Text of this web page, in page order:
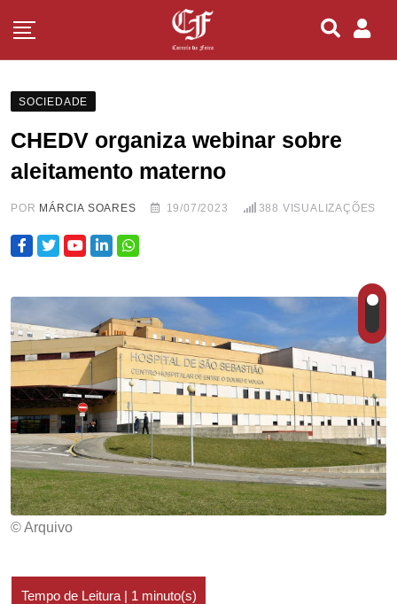
SOCIEDADE
CHEDV organiza webinar sobre
aleitamento materno
POR MÁRCIA SOARES 19/07/2023 388 VISUALIZAÇÕES
© Arquivo